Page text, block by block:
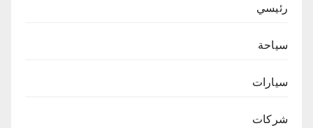
رئيسي
سياحة
سيارات
شركات